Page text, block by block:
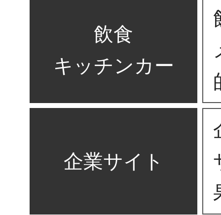
飲食
キッチンカー
企業サイト